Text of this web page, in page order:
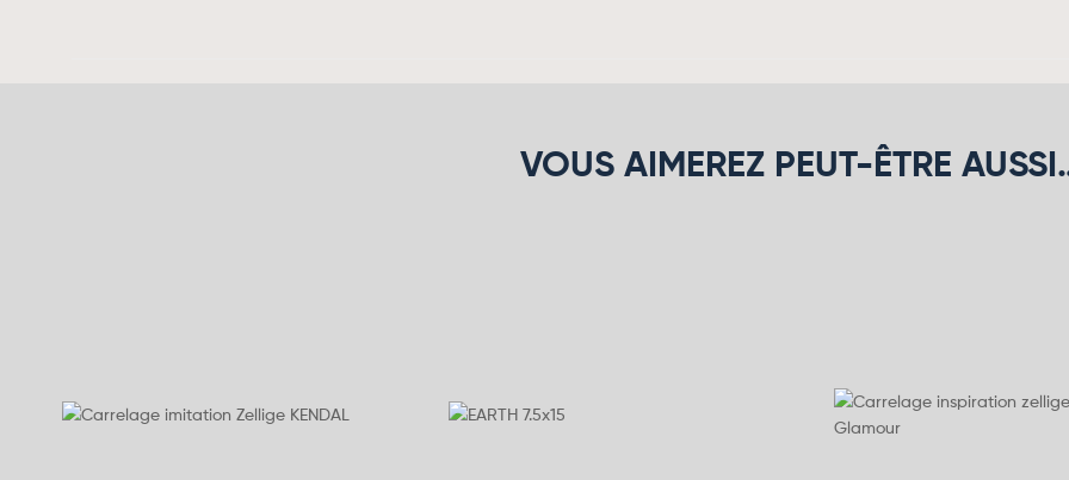
VOUS AIMEREZ PEUT-ÊTRE